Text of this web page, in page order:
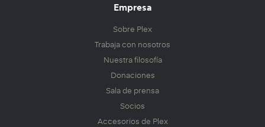
Empresa
Sobre Plex
Trabaja con nosotros
Nuestra filosofía
Donaciones
Sala de prensa
Socios
Accesorios de Plex